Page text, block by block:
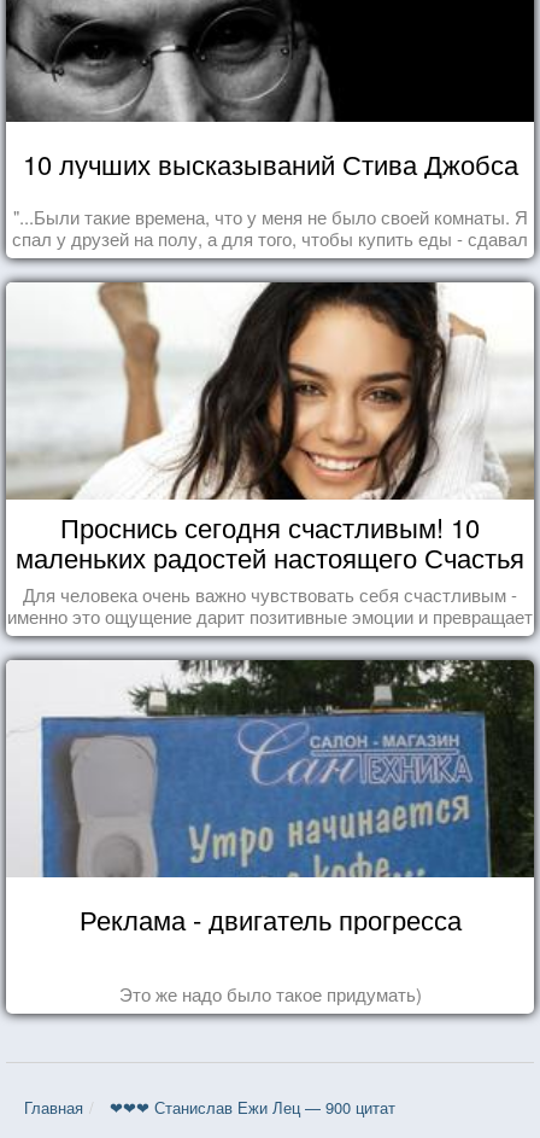
10 лучших высказываний Стива Джобса
"...Были такие времена, что у меня не было своей комнаты. Я
спал у друзей на полу, а для того, чтобы купить еды - сдавал
бутылки из под кока-колы"
Проснись сегодня счастливым! 10
маленьких радостей настоящего Счастья
Для человека очень важно чувствовать себя счастливым -
именно это ощущение дарит позитивные эмоции и превращает
каждый день в маленький праздник.
Реклама - двигатель прогресса
Это же надо было такое придумать)
Главная ❤❤❤ Станислав Ежи Лец — 900 цитат